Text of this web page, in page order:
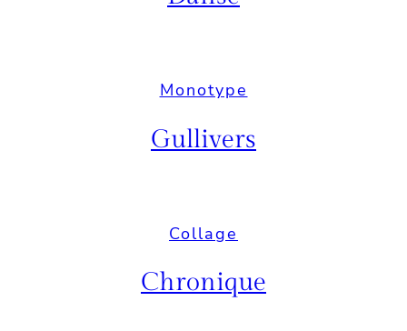
Monotype
Gullivers
Collage
Chronique